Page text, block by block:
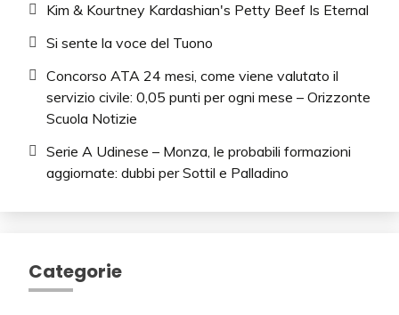
Kim & Kourtney Kardashian's Petty Beef Is Eternal
Si sente la voce del Tuono
Concorso ATA 24 mesi, come viene valutato il
servizio civile: 0,05 punti per ogni mese – Orizzonte
Scuola Notizie
Serie A Udinese – Monza, le probabili formazioni
aggiornate: dubbi per Sottil e Palladino
Categorie